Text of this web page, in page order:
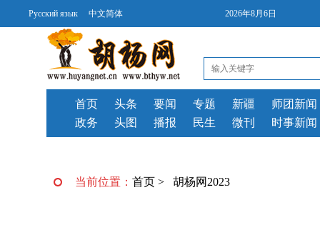
Русский язык 中文简体 2026年8月6日
首页 头条
要闻
政务
头图 播报
专题 新疆
师团新闻
民生
微刊 时事新闻
当前位置： 首页 > 胡杨网2023